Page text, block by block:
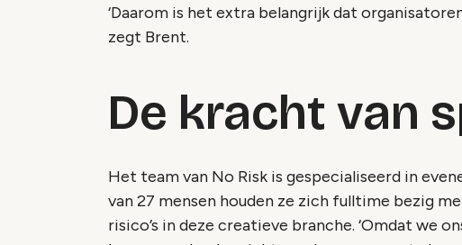
‘Daarom is het extra belangrijk dat
zegt Brent.
De kracht van
Het team van No Risk is gespecialiseerd in
van 27 mensen houden ze zich fulltime bezig
risico’s in deze creatieve branche. ‘Omdat we